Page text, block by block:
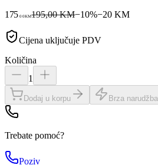
175 00KM195,00 KM−10%−20 KM
Cijena uključuje PDV
Količina
1
Dodaj u korpu Brza narudžba
Trebate pomoć?
Poziv